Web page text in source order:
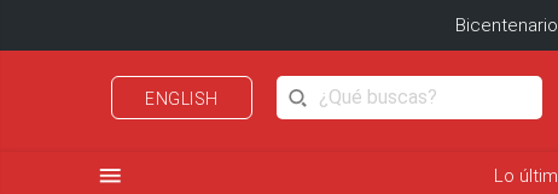
Bicentenario
ENGLISH
menu Lo